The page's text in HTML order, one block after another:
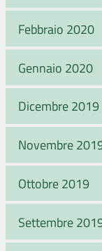
Febbraio 2020
Gennaio 2020
Dicembre 2019
Novembre
Ottobre 2019
Settembre